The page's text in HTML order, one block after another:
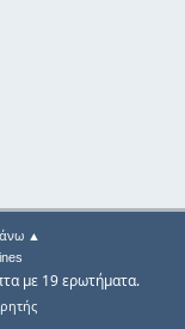
▲
με 19 ερωτήματα.